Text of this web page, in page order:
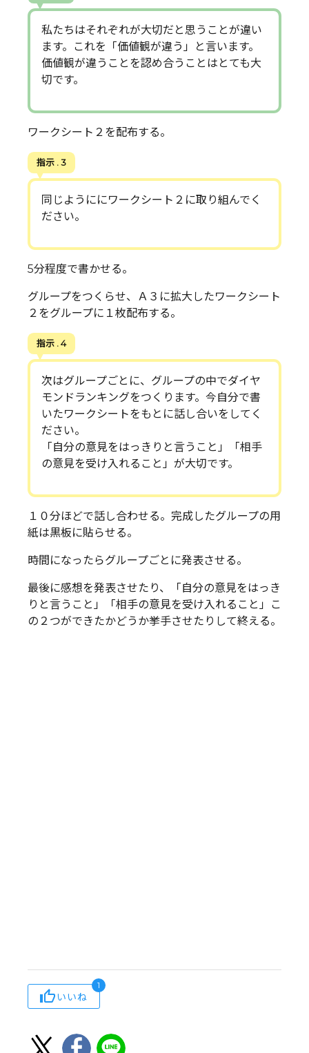
私たちはそれぞれが大切だと思うことが違い
ます。これを「価値観が違う」と言います。
価値観が違うことを認め合うことはとても大
切です。
ワークシート２を配布する。
指示 . 3
同じようににワークシート２に取り組んでく
ださい。
5分程度で書かせる。
グループをつくらせ、Ａ３に拡大したワークシート
２をグループに１枚配布する。
指示 . 4
次はグループごとに、グループの中でダイヤ
モンドランキングをつくります。今自分で書
いたワークシートをもとに話し合いをしてく
ださい。
「自分の意見をはっきりと言うこと」「相手
の意見を受け入れること」が大切です。
１０分ほどで話し合わせる。完成したグループの用
紙は黒板に貼らせる。
時間になったらグループごとに発表させる。
最後に感想を発表させたり、「自分の意見をはっき
りと言うこと」「相手の意見を受け入れること」こ
の２つができたかどうか挙手させたりして終える。
いいね
1